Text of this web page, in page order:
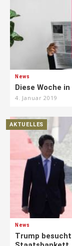
News
Diese Woche
4. Januar 2019
AKTUELLES
News
Trump